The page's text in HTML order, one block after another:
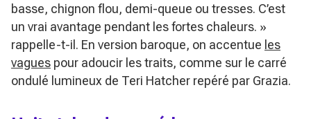
basse, chignon flou, demi-queue ou tresses. C’est
un vrai avantage pendant les fortes chaleurs. »
rappelle-t-il. En version baroque, on accentue les
vagues pour adoucir les traits, comme sur le carré
ondulé lumineux de Teri Hatcher repéré par Grazia.